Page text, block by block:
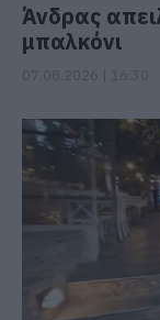
Άνδρας
μπαλκόνι